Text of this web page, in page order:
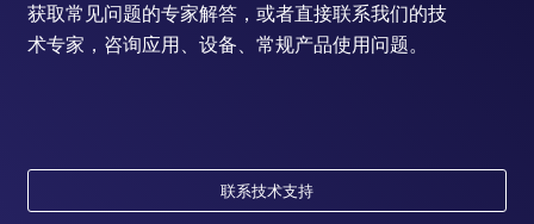
获取常见问题的专家解答，或者直接联系我们的技
术专家，咨询应用、设备、常规产品使用问题。
联系技术支持